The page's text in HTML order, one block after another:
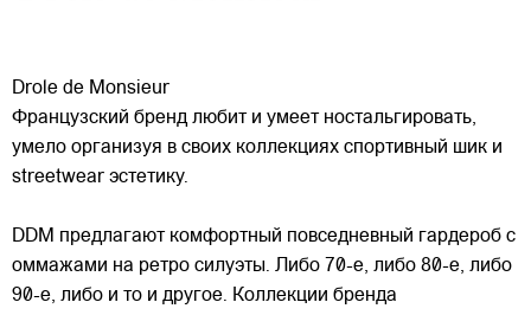
Drole de Monsieur
Французский бренд любит и умеет ностальгировать,
умело организуя в своих коллекциях спортивный шик и
streetwear эстетику.
DDM предлагают комфортный повседневный гардероб с
оммажами на ретро силуэты. Либо 70-е, либо 80-е, либо
90-е, либо и то и другое. Коллекции бренда